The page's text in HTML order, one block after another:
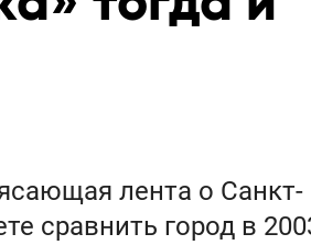
лента о Санкт-
сравнить город в